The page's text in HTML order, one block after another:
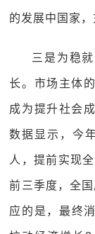
的发展中国家
三是为稳
长。市场主体
成为提升社会
数据显示，今
人，提前实现
前三季度，全
应的是，最终